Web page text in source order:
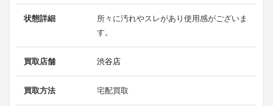
状態詳細
所々に汚れやスレがあり使用感がございま
す。
買取店舗 渋谷店
買取方法 宅配買取